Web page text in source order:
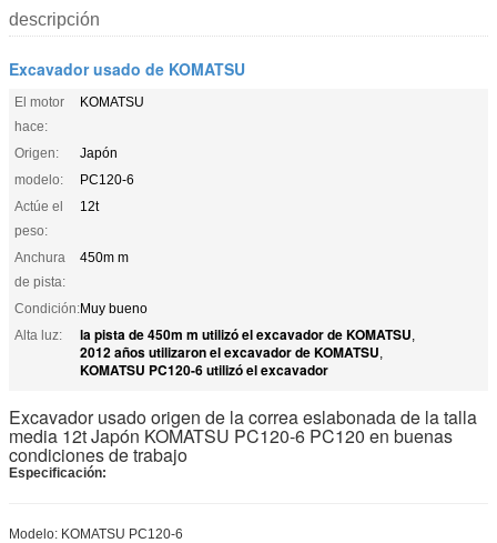
descripción
Excavador usado de KOMATSU
El motor
hace:
KOMATSU
Origen:
Japón
modelo:
PC120-6
Actúe el
peso:
12t
Anchura
de pista:
450m m
Condición:Muy bueno
Alta luz:
la pista de 450m m utilizó el excavador de KOMATSU,
2012 años utilizaron el excavador de KOMATSU,
KOMATSU PC120-6 utilizó el excavador
Excavador usado origen de la correa eslabonada de la talla
media 12t Japón KOMATSU PC120-6 PC120 en buenas
condiciones de trabajo
Especificación:
Modelo: KOMATSU PC120-6